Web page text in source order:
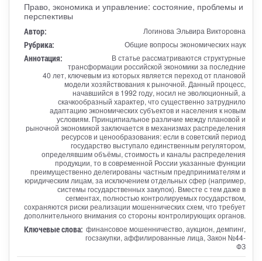
Право, экономика и управление: состояние, проблемы и
перспективы
Автор: Логинова Эльвира Викторовна
Рубрика: Общие вопросы экономических наук
Аннотация:
В статье рассматриваются структурные
трансформации российской экономики за последние
40 лет, ключевым из которых является переход от плановой
модели хозяйствования к рыночной. Данный процесс,
начавшийся в 1992 году, носил не эволюционный, а
скачкообразный характер, что существенно затруднило
адаптацию экономических субъектов и населения к новым
условиям. Принципиальное различие между плановой и
рыночной экономикой заключается в механизмах распределения
ресурсов и ценообразования: если в советский период
государство выступало единственным регулятором,
определявшим объёмы, стоимость и каналы распределения
продукции, то в современной России указанные функции
преимущественно делегированы частным предпринимателям и
юридическим лицам, за исключением отдельных сфер (например,
системы государственных закупок). Вместе с тем даже в
сегментах, полностью контролируемых государством,
сохраняются риски реализации мошеннических схем, что требует
дополнительного внимания со стороны контролирующих органов.
Ключевые слова: финансовое мошенничество, аукцион, демпинг,
госзакупки, аффилированные лица, Закон №44-
ФЗ